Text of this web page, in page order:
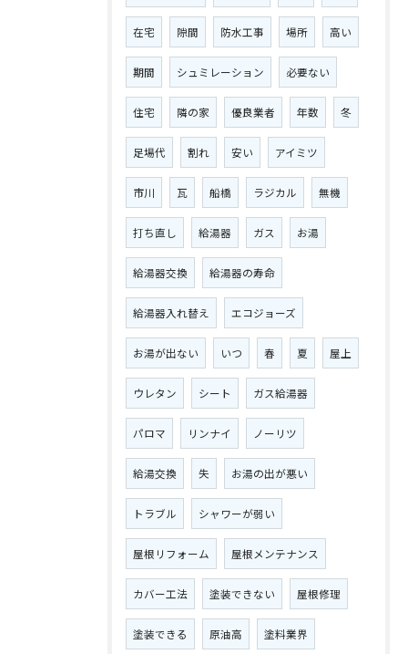
在宅 隙間 防水工事 場所 高い
期間 シュミレーション 必要ない
住宅 隣の家 優良業者 年数 冬
足場代 割れ 安い アイミツ
市川 瓦 船橋 ラジカル 無機
打ち直し 給湯器 ガス お湯
給湯器交換 給湯器の寿命
給湯器入れ替え エコジョーズ
お湯が出ない いつ 春 夏 屋上
ウレタン シート ガス給湯器
パロマ リンナイ ノーリツ
給湯交換 失 お湯の出が悪い
トラブル シャワーが弱い
屋根リフォーム 屋根メンテナンス
カバー工法 塗装できない 屋根修理
塗装できる 原油高 塗料業界